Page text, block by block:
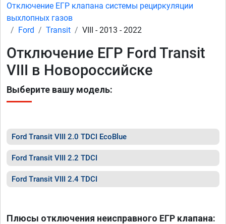
Отключение ЕГР клапана системы рециркуляции
выхлопных газов
Ford
Transit VIII - 2013 - 2022
Отключение ЕГР Ford Transit
VIII в Новороссийске
Выберите вашу модель:
Ford Transit VIII 2.0 TDCI EcoBlue
Ford Transit VIII 2.2 TDCI
Ford Transit VIII 2.4 TDCI
Плюсы отключения неисправного ЕГР клапана: